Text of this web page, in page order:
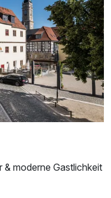
& moderne Gastlichkeit